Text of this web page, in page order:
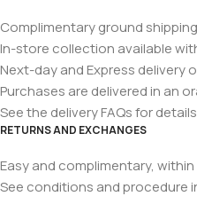
Complimentary ground
In-store collection available
Next-day and Express delivery
Purchases are delivered in an
See the delivery FAQs for
RETURNS AND EXCHANGES
Easy and complimentary, within
See conditions and procedure